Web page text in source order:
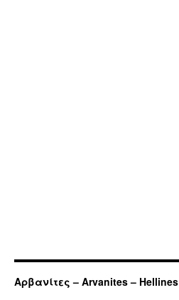
Αρβανίτες – Arvanites – Hellines